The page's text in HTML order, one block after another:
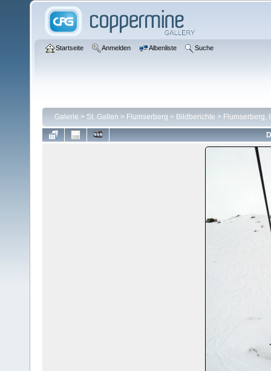
Startseite Anmelden Albenliste Suche
Galerie > St. Gallen > Flumserberg > Bildberichte > Flumserberg,